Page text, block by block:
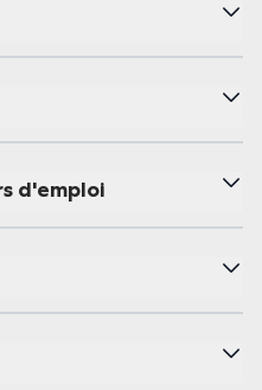
d'emploi